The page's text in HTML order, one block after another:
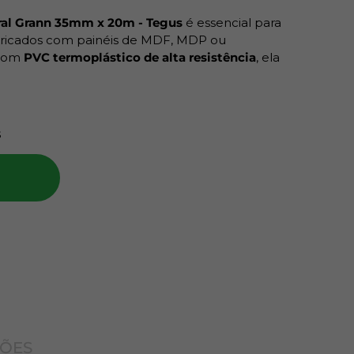
Grann 35mm x 20m - Tegus é essencial para
com painéis de MDF, MDP ou
PVC termoplástico de alta resistência, ela
fique exposto, evitando absorção de
ao seu projeto. É ideal para uso com
ou aplicação manual.